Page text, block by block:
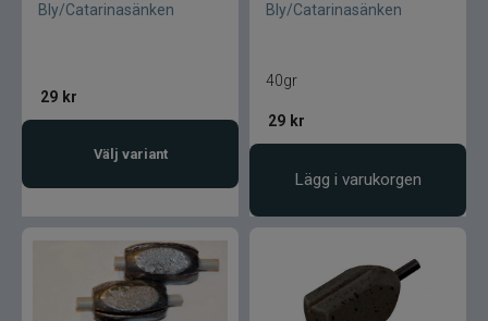
Bly/Catarinasänken
29 kr
Välj variant
Bly/Catarinasänken
40gr
29 kr
Lägg i varukorgen